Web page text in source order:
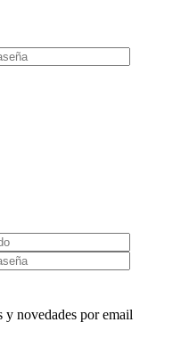
novedades por email